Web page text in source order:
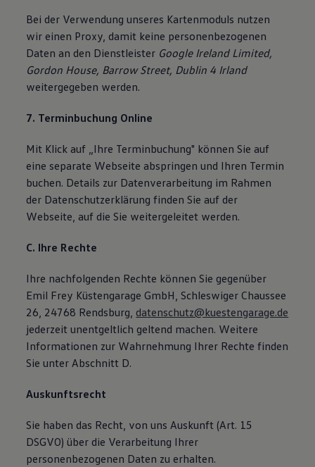
Bei der Verwendung unseres Kartenmoduls nutzen
wir einen Proxy, damit keine personenbezogenen
Daten an den Dienstleister Google Ireland Limited,
Gordon House, Barrow Street, Dublin 4 Irland
weitergegeben werden.
7. Terminbuchung Online
Mit Klick auf „Ihre Terminbuchung" können Sie auf
eine separate Webseite abspringen und Ihren Termin
buchen. Details zur Datenverarbeitung im Rahmen
der Datenschutzerklärung finden Sie auf der
Webseite, auf die Sie weitergeleitet werden.
C. Ihre Rechte
Ihre nachfolgenden Rechte können Sie gegenüber
Emil Frey Küstengarage GmbH, Schleswiger Chaussee
26, 24768 Rendsburg, datenschutz@kuestengarage.de
jederzeit unentgeltlich geltend machen. Weitere
Informationen zur Wahrnehmung Ihrer Rechte finden
Sie unter Abschnitt D.
Auskunftsrecht
Sie haben das Recht, von uns Auskunft (Art. 15
DSGVO) über die Verarbeitung Ihrer
personenbezogenen Daten zu erhalten.